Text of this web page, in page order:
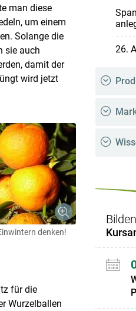
man diese
um einem
Solange die
sie auch
damit der
wird jetzt
denken!
für die
Wurzelballen
26.